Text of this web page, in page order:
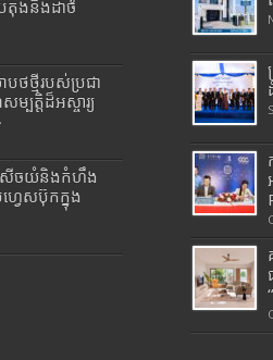
តុងនិងដាច់
បថថ្មីរបស់ប្រជា
បត្តិដ៏អស្ចារ្យ
សើចយំនិងកំហឹង
វេសប៊ុកក្នុង